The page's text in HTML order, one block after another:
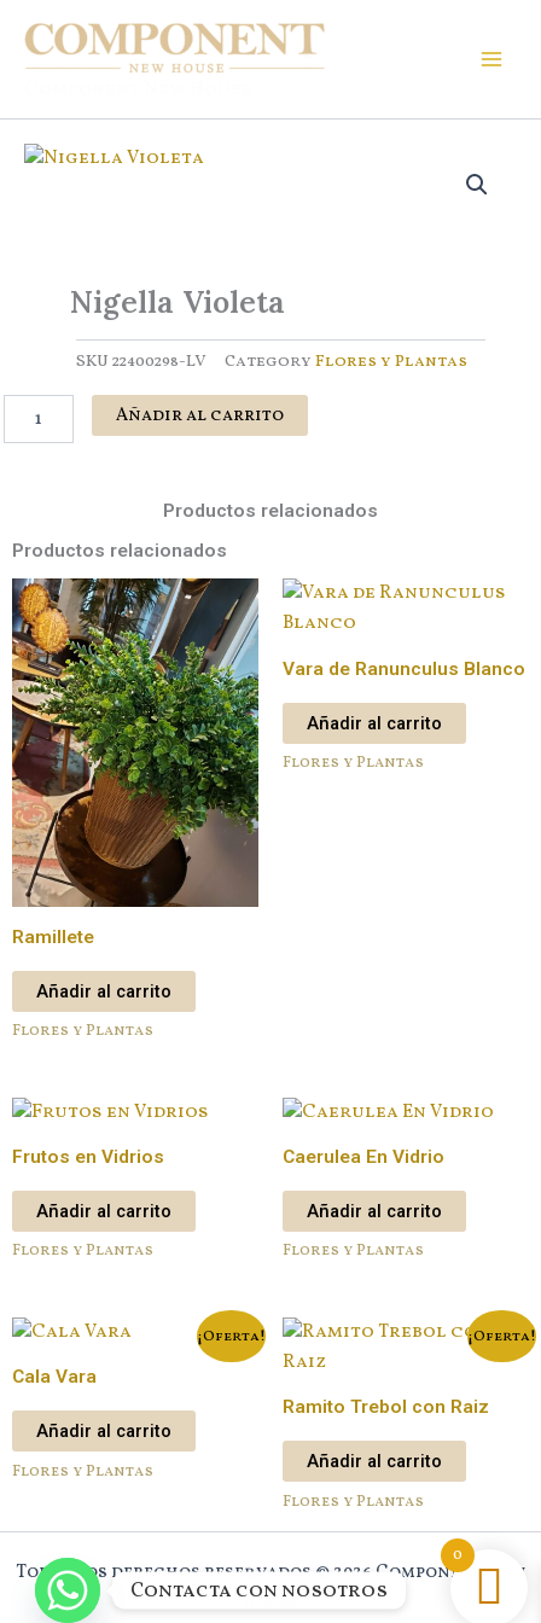
contenido
Nigella Violeta
SKU 22400298-LV Category Flores y Plantas
Violeta
Añadir al carrito
Productos relacionados
Productos relacionados
Ramillete
Añadir al carrito
Flores y Plantas
Vara de Ranunculus Blanco
Añadir al carrito
Flores y Plantas
Frutos en Vidrios
Añadir al carrito
Flores y Plantas
Caerulea En Vidrio
Añadir al carrito
Flores y Plantas
¡Oferta!
Cala Vara
Añadir al carrito
Flores y Plantas
¡Oferta!
Ramito Trebol con Raiz
Añadir al carrito
Flores y Plantas
Todos los derechos reservados © 2026 Component New
House
0
Contacta con nosotros